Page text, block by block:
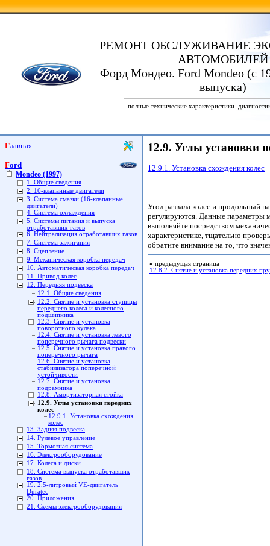
РЕМОНТ ОБСЛУЖИВАНИЕ
АВТОМОБИЛЕЙ
Форд Мондео. Ford Mondeo (с
выпуска)
полные технические характеристики.
Главная
Ford
Mondeo (1997)
1. Общие сведения
2. 16-клапанные двигатели
3. Система смазки (16-клапанные
двигатели)
4. Система охлаждения
5. Системы питания и выпуска
отработавших газов
6. Нейтрализация отработавших газов
7. Система зажигания
8. Сцепление
9. Механическая коробка передач
10. Автоматическая коробка передач
11. Привод колес
12. Передняя подвеска
12.1. Общие сведения
12.2. Снятие и установка ступицы
переднего колеса и колесного
подшипника
12.3. Снятие и установка
поворотного кулака
12.4. Снятие и установка левого
поперечного рычага подвески
12.5. Снятие и установка правого
поперечного рычага
12.6. Снятие и установка
стабилизатора поперечной
устойчивости
12.7. Снятие и установка
подрамника
12.8. Амортизаторная стойка
12.9. Углы установки передних
колес
12.9.1. Установка схождения
колес
13. Задняя подвеска
14. Рулевое управление
15. Тормозная система
16. Электрооборудование
17. Колеса и диски
18. Система выпуска отработавших
газов
19. 2,5-литровый VЕ-двигатель
Duratec
20. Приложения
21. Схемы электрооборудования
12.9. Углы установки
12.9.1. Установка схождения колес
Угол развала колес и продольный
регулируются. Данные параметры
выполняйте посредством
характеристике, тщательно
обратите внимание на то, что
« предыдущая страница
12.8.2. Снятие и установка передних